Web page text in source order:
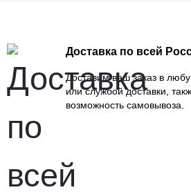
Доставка по всей
Доставим ваш заказ в
или службой доставки,
возможность самовывоза.